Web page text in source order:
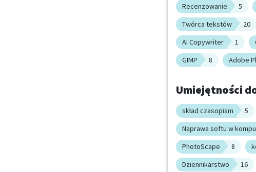
Recenzowanie 5
Twórca tekstów
20
AI Copywriter
1
GIMP
8 Adobe
Umiejętności
skład czasopism 5
Naprawa softu w
PhotoScape
8
Dziennikarstwo
16